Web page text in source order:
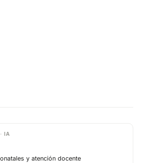
IA
y atención docente